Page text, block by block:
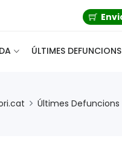
ÚLTIMES DEFUNCIONS
Últimes Defuncions